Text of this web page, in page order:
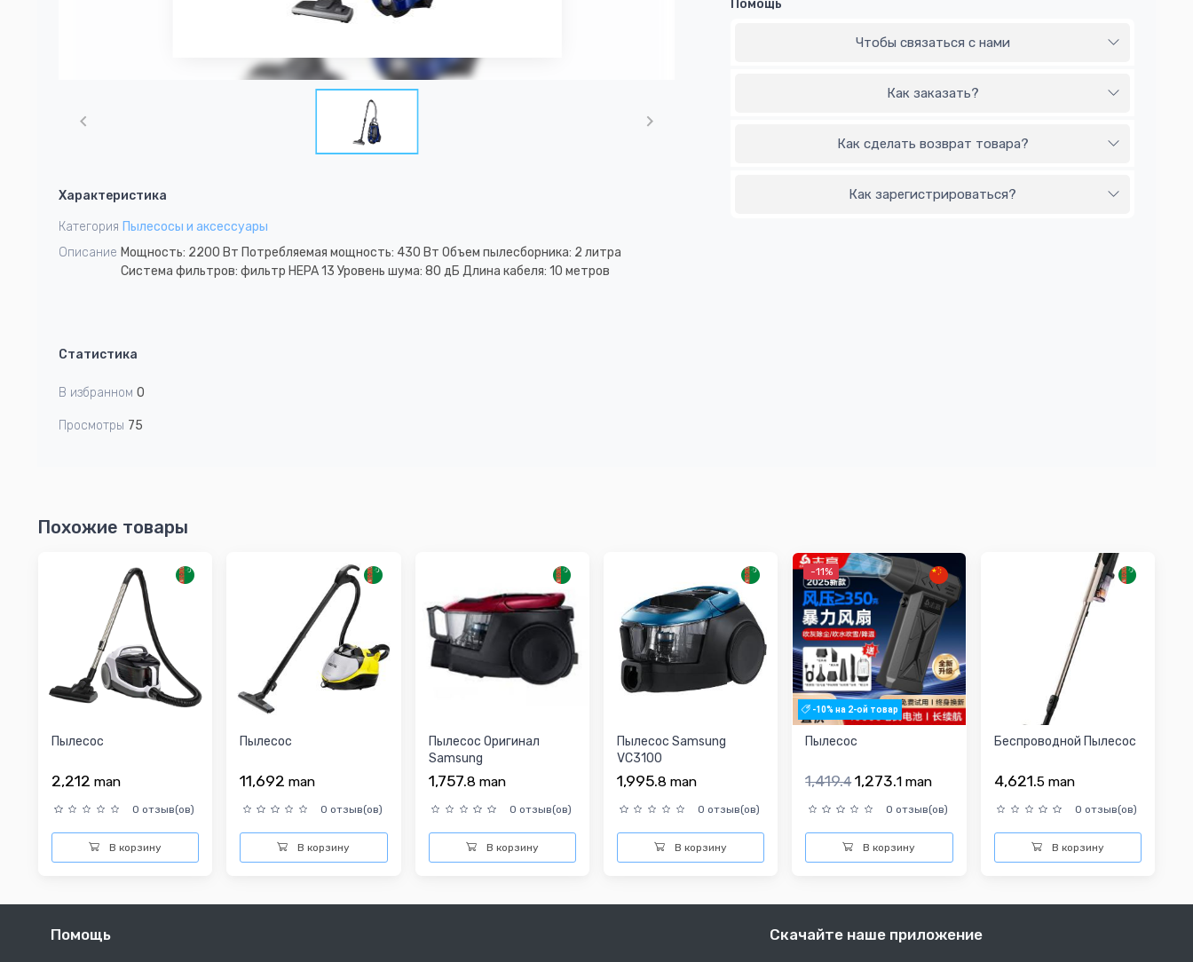
1
Характеристика
Категория Пылесосы и аксессуары
Описание Мощность: 2200 Вт Потребляемая мощность: 430 Вт Объем пылесборника: 2 литра
Система фильтров: фильтр HEPA 13 Уровень шума: 80 дБ Длина кабеля: 10 метров
Статистика
В избранном 0
Просмотры 75
Помощь
Чтобы связаться с нами
Как заказать?
Как сделать возврат товара?
Как зарегистрироваться?
Похожие товары
Пылесос
2,212 man
0 отзыв(ов)
В корзину
Пылесос
11,692man
0 отзыв(ов)
В корзину
Пылесос Оригинал
Samsung
VC18M31A0HP/EV
1,757.8 man
0 отзыв(ов)
В корзину
Пылесос Samsung
VC3100
1,995.8 man
0 отзыв(ов)
В корзину
-11%
-10% на 2-ой товар
Пылесос
1,419.4 1,273.1 man
0 отзыв(ов)
В корзину
Беспроводной Пылесос
4,621.5 man
0 отзыв(ов)
В корзину
Помощь Скачайте наше приложение